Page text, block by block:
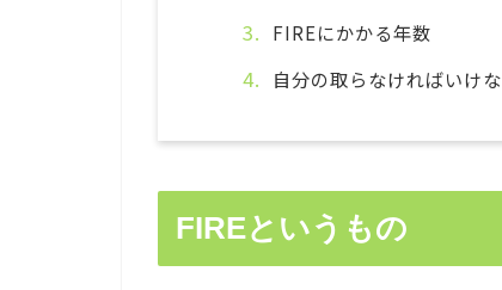
FIREにかかる年数
自分の取らなければいけ
FIREというもの